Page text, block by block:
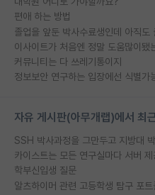
편애 하는 방법
졸업을 앞둔 박사수료생인데 아직도
이사이트가 처음엔 정말 도움많이됐
커뮤니티는 다 쓰레기통이지
자유 게시판(아무개랩)에서 최
카이스트는 모든 연구실마다 서버
학부신입생 질문
알츠하이머 관련 고등학생 탐구 포트